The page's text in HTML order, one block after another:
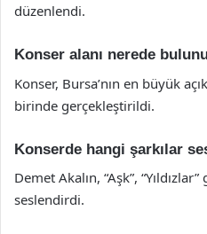
düzenlendi.
Konser alanı nerede
Konser, Bursa’nın en büyük
birinde gerçekleştirildi.
Konserde hangi şarkılar
Demet Akalın, “Aşk”,
seslendirdi.